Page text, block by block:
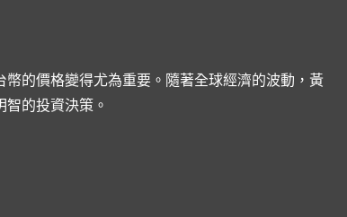
的價格變得尤為重要。隨著全球經濟的波動，黃
的投資決策。